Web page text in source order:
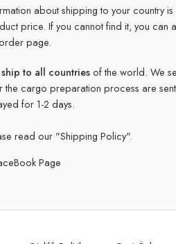
about shipping to your country
price. If you cannot find it, you can
page.
to all countriesof the world. We
the cargo preparation process are
for 1-2 days.
read our "Shipping Policy".
Page